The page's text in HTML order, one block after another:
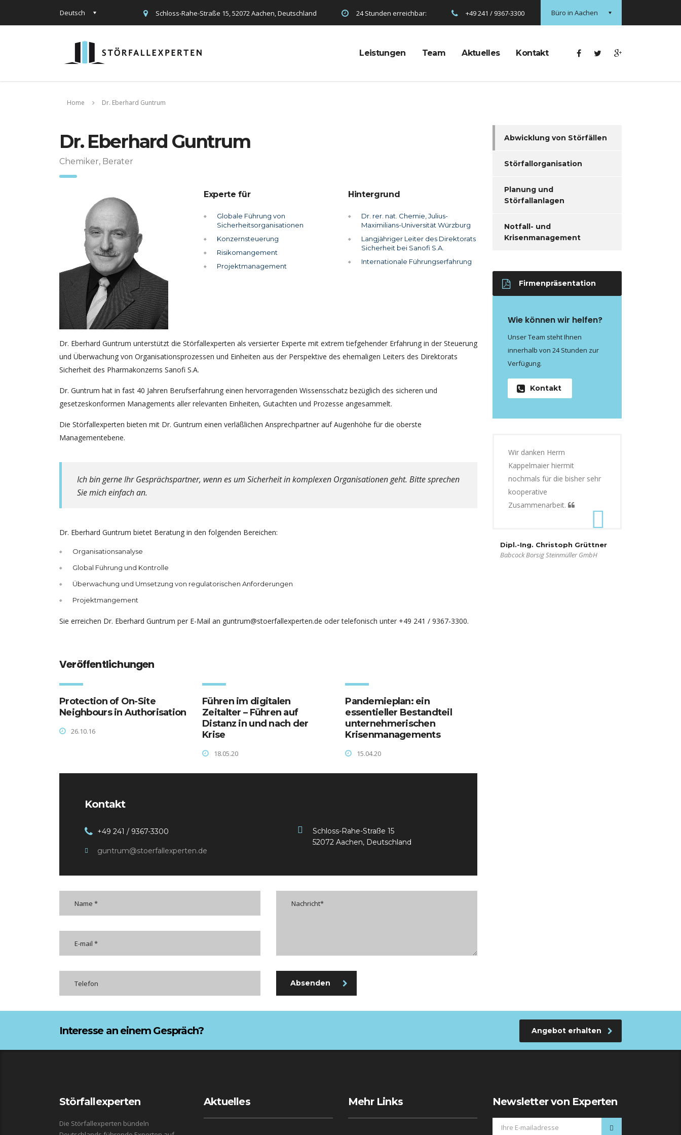
Deutsch Büro in Aachen
Schloss-Rahe-Straße 15, 52072 Aachen, Deutschland 24 Stunden erreichbar: +49 241 / 9367-3300
Leistungen Team Aktuelles Kontakt
Home Dr. Eberhard Guntrum
Dr. Eberhard Guntrum
Chemiker, Berater
Experte für
Globale Führung von
Sicherheitsorganisationen
Konzernsteuerung
Risikomangement
Projektmanagement
Hintergrund
Dr. rer. nat. Chemie, Julius-
Maximilians-Universität Würzburg
Langjähriger Leiter des Direktorats
Sicherheit bei Sanofi S.A.
Internationale Führungserfahrung
Dr. Eberhard Guntrum unterstützt die Störfallexperten als versierter Experte mit extrem tiefgehender Erfahrung in der Steuerung
und Überwachung von Organisationsprozessen und Einheiten aus der Perspektive des ehemaligen Leiters des Direktorats
Sicherheit des Pharmakonzerns Sanofi S.A.
Dr. Guntrum hat in fast 40 Jahren Berufserfahrung einen hervorragenden Wissensschatz bezüglich des sicheren und
gesetzeskonformen Managements aller relevanten Einheiten, Gutachten und Prozesse angesammelt.
Die Störfallexperten bieten mit Dr. Guntrum einen verläßlichen Ansprechpartner auf Augenhöhe für die oberste
Managementebene.
Ich bin gerne Ihr Gesprächspartner, wenn es um Sicherheit in komplexen Organisationen geht. Bitte sprechen
Sie mich einfach an.
Dr. Eberhard Guntrum bietet Beratung in den folgenden Bereichen:
Organisationsanalyse
Global Führung und Kontrolle
Überwachung und Umsetzung von regulatorischen Anforderungen
Projektmangement
Sie erreichen Dr. Eberhard Guntrum per E-Mail an guntrum@stoerfallexperten.de oder telefonisch unter +49 241 / 9367-3300.
Veröffentlichungen
Protection of On-Site
Neighbours in Authorisation
26.10.16
Führen im digitalen
Zeitalter – Führen auf
Distanz in und nach der
Krise
18.05.20
Pandemieplan: ein
essentieller Bestandteil
unternehmerischen
Krisenmanagements
15.04.20
Kontakt
+49 241 / 9367-3300
guntrum@stoerfallexperten.de
Schloss-Rahe-Straße 15
52072 Aachen, Deutschland
Absenden
Abwicklung von Störfällen
Störfallorganisation
Planung und
Störfallanlagen
Notfall- und
Krisenmanagement
Firmenpräsentation
Wie können wir helfen?
Unser Team steht Ihnen
innerhalb von 24 Stunden zur
Verfügung.
Kontakt
Wir danken Herrn
Kappelmaier hiermit
nochmals für die bisher sehr
kooperative
Zusammenarbeit.
Dipl.-Ing. Christoph Grüttner
Babcock Borsig Steinmüller GmbH
Interesse an einem Gespräch? Angebot erhalten
Störfallexperten
Die Störfallexperten bündeln
Aktuelles Mehr Links Newsletter von Experten